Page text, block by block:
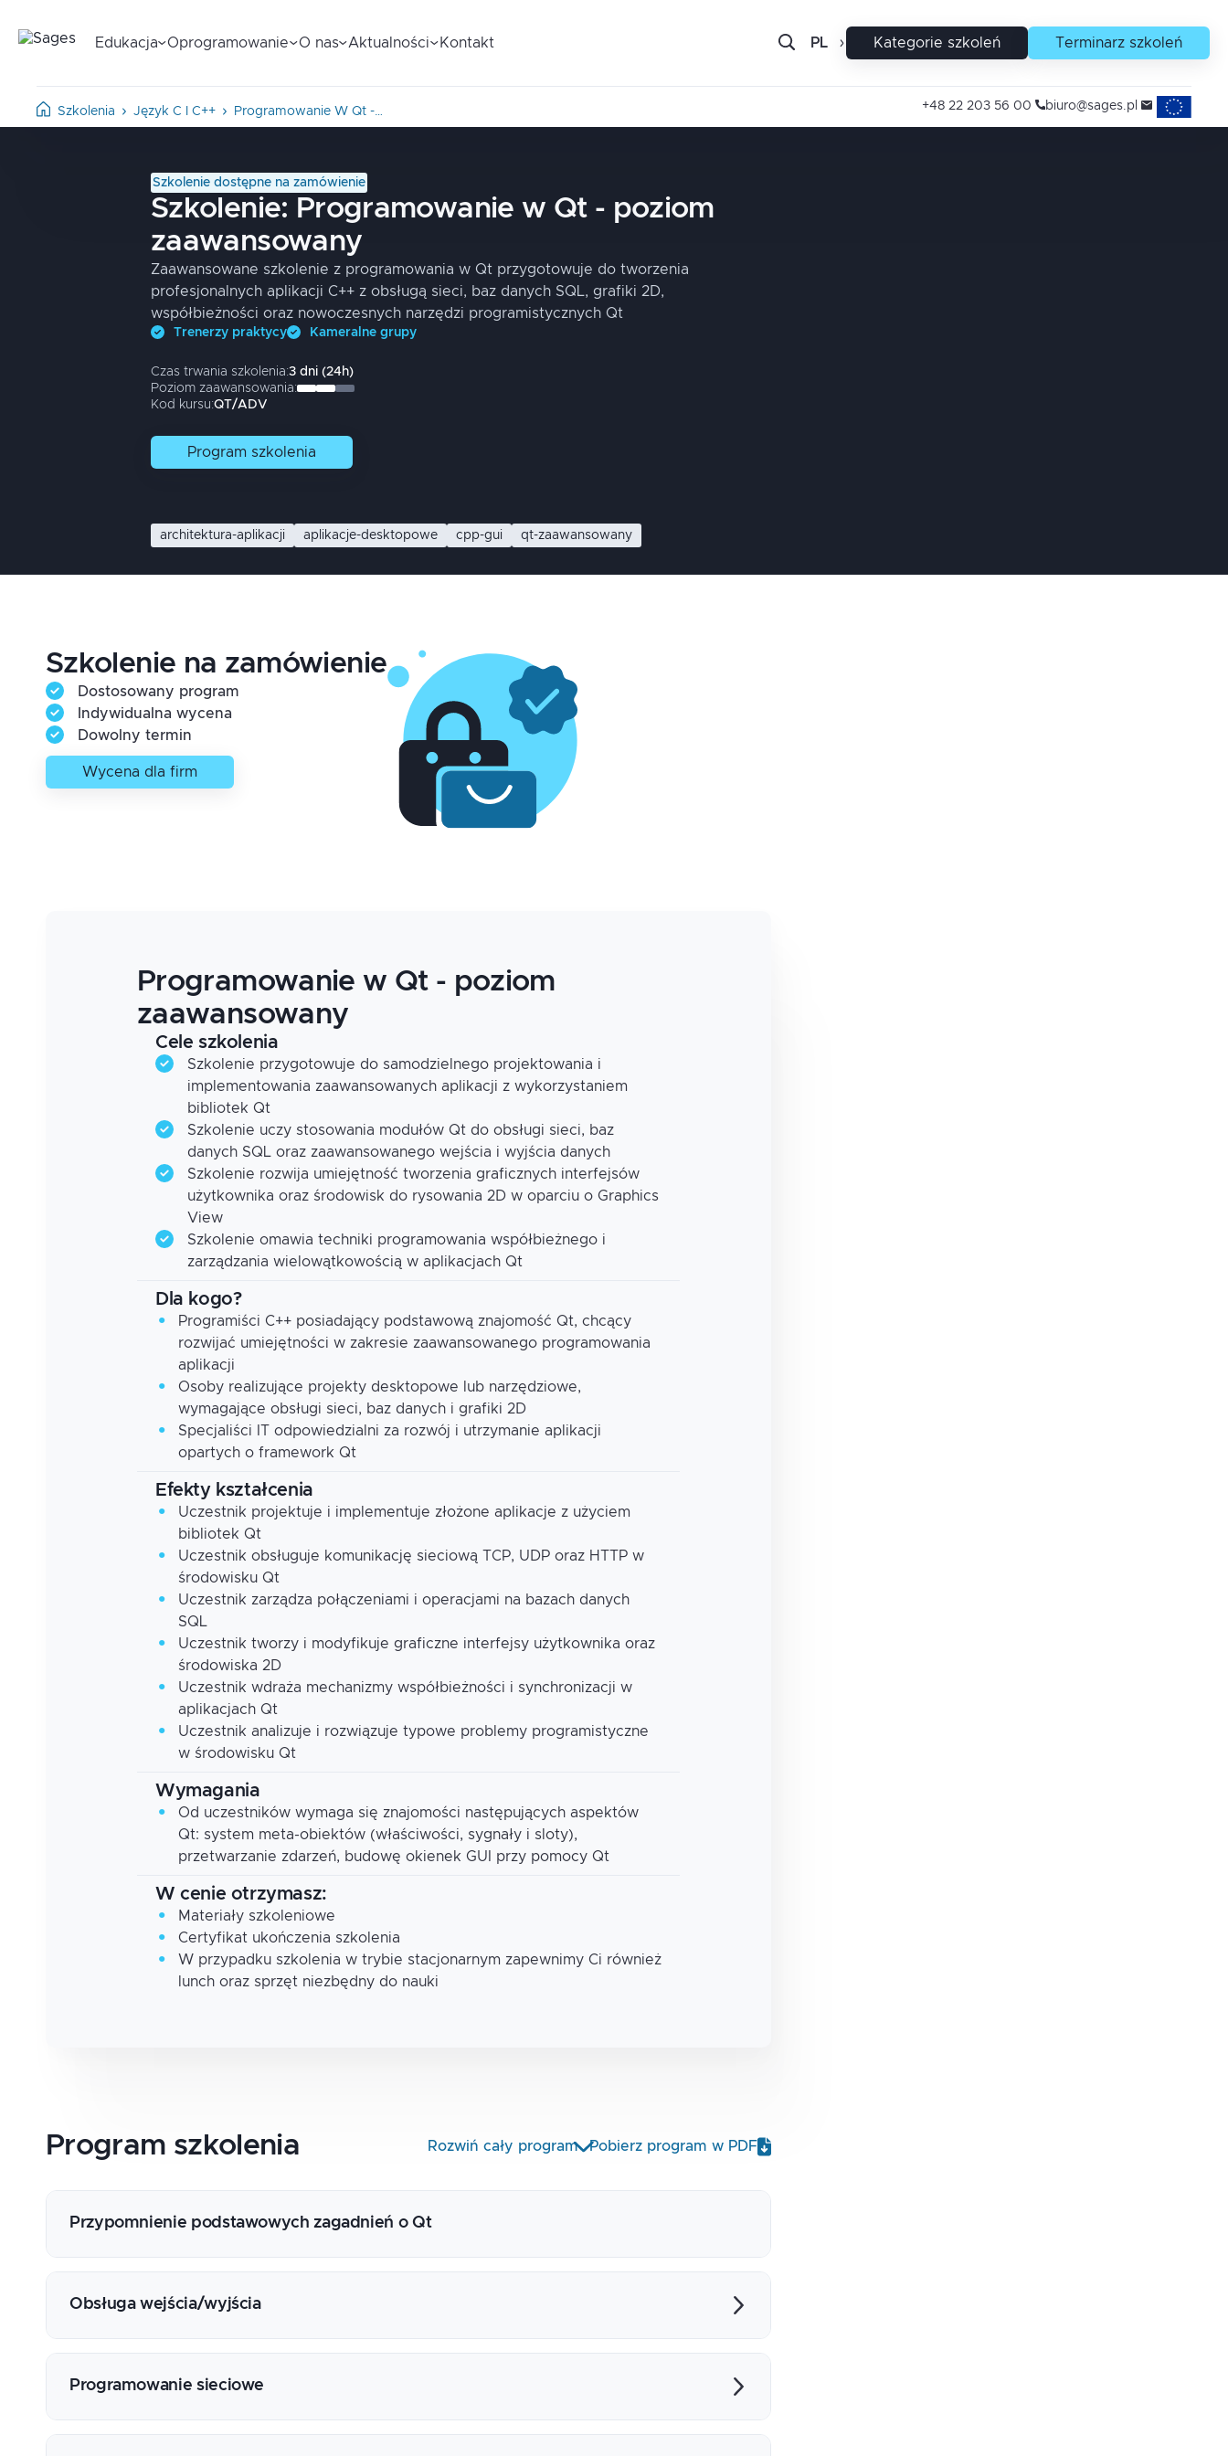
Edukacja Oprogramowanie O nas Aktualności Kontakt PL EN Kategorie szkoleń Terminarz szkoleń
Szkolenia Język C I C++ Programowanie W Qt -… +48 22 203 56 00 biuro@sages.pl Projekty
Szkolenie dostępne na zamówienie
Szkolenie: Programowanie w Qt - poziom
zaawansowany
Zaawansowane szkolenie z programowania w Qt przygotowuje do tworzenia
profesjonalnych aplikacji C++ z obsługą sieci, baz danych SQL, grafiki 2D,
współbieżności oraz nowoczesnych narzędzi programistycznych Qt
Trenerzy praktycy Kameralne grupy
Czas trwania szkolenia:3 dni (24h)
Poziom zaawansowania:
Kod kursu:QT/ADV
Program szkolenia
architektura-aplikacji aplikacje-desktopowe cpp-gui qt-zaawansowany
Szkolenie na zamówienie
Dostosowany program
Indywidualna wycena
Dowolny termin
Wycena dla firm
Programowanie w Qt - poziom
zaawansowany
Cele szkolenia
Szkolenie przygotowuje do samodzielnego projektowania i
implementowania zaawansowanych aplikacji z wykorzystaniem
bibliotek Qt
Szkolenie uczy stosowania modułów Qt do obsługi sieci, baz
danych SQL oraz zaawansowanego wejścia i wyjścia danych
Szkolenie rozwija umiejętność tworzenia graficznych interfejsów
użytkownika oraz środowisk do rysowania 2D w oparciu o Graphics
View
Szkolenie omawia techniki programowania współbieżnego i
zarządzania wielowątkowością w aplikacjach Qt
Dla kogo?
Programiści C++ posiadający podstawową znajomość Qt, chcący
rozwijać umiejętności w zakresie zaawansowanego programowania
aplikacji
Osoby realizujące projekty desktopowe lub narzędziowe,
wymagające obsługi sieci, baz danych i grafiki 2D
Specjaliści IT odpowiedzialni za rozwój i utrzymanie aplikacji
opartych o framework Qt
Efekty kształcenia
Uczestnik projektuje i implementuje złożone aplikacje z użyciem
bibliotek Qt
Uczestnik obsługuje komunikację sieciową TCP, UDP oraz HTTP w
środowisku Qt
Uczestnik zarządza połączeniami i operacjami na bazach danych
SQL
Uczestnik tworzy i modyfikuje graficzne interfejsy użytkownika oraz
środowiska 2D
Uczestnik wdraża mechanizmy współbieżności i synchronizacji w
aplikacjach Qt
Uczestnik analizuje i rozwiązuje typowe problemy programistyczne
w środowisku Qt
Wymagania
Od uczestników wymaga się znajomości następujących aspektów
Qt: system meta-obiektów (właściwości, sygnały i sloty),
przetwarzanie zdarzeń, budowę okienek GUI przy pomocy Qt
W cenie otrzymasz:
Materiały szkoleniowe
Certyfikat ukończenia szkolenia
W przypadku szkolenia w trybie stacjonarnym zapewnimy Ci również
lunch oraz sprzęt niezbędny do nauki
Program szkolenia Rozwiń cały program Pobierz program w PDF
Przypomnienie podstawowych zagadnień o Qt
Obsługa wejścia/wyjścia
Strumienie
Programowanie sieciowe